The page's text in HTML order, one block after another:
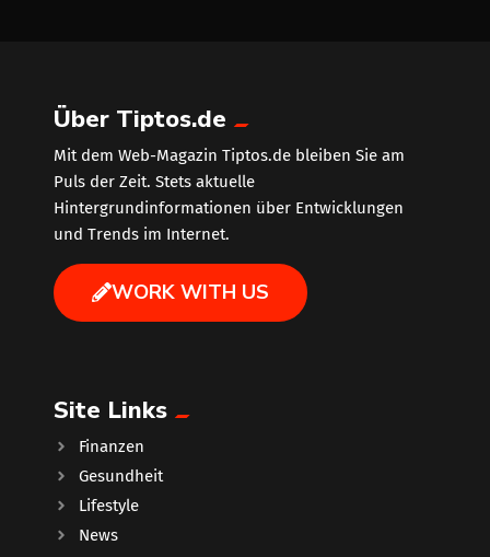
Über Tiptos.de
Mit dem Web-Magazin Tiptos.de bleiben Sie am
Puls der Zeit. Stets aktuelle
Hintergrundinformationen über Entwicklungen
und Trends im Internet.
WORK WITH US
Site Links
Finanzen
Gesundheit
Lifestyle
News